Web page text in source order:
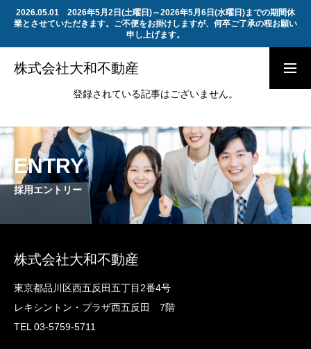
2026.05.01 2026年5月2日(土曜日)～2026年5月6日(水曜日)までの期間休
業とさせていただきます。ご不便をお掛けしますが、何卒ご了承の程お願い
申し上げます。
株式会社大和不動産
会社概要
会社概要
組織図
反社会的勢力に対する基本方針
お問い合わせ
登録されている記事はございません。
ENTRY
採用エントリー
株式会社大和不動産
東京都品川区西五反田五丁目2番4号
レキシントン・プラザ西五反田 7階
TEL 03-5759-5711